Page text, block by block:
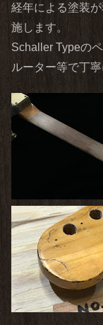
経年による塗装
施します。
Schaller Typeの
ルーター等で丁